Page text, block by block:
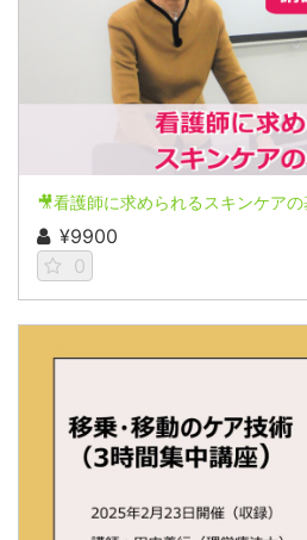
🎥看護師に求められるスキンケア
¥9900
0